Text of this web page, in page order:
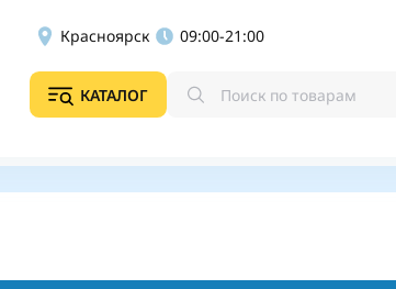
Красноярск 09:00-21:00
КАТАЛОГ